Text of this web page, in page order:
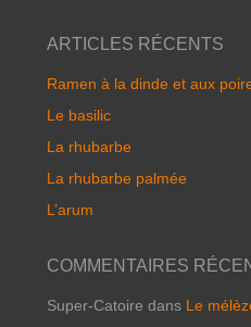
ARTICLES RÉCENTS
Ramen à la dinde et aux
Le basilic
La rhubarbe
La rhubarbe palmée
L’arum
COMMENTAIRES
Super-Catoire dans Le